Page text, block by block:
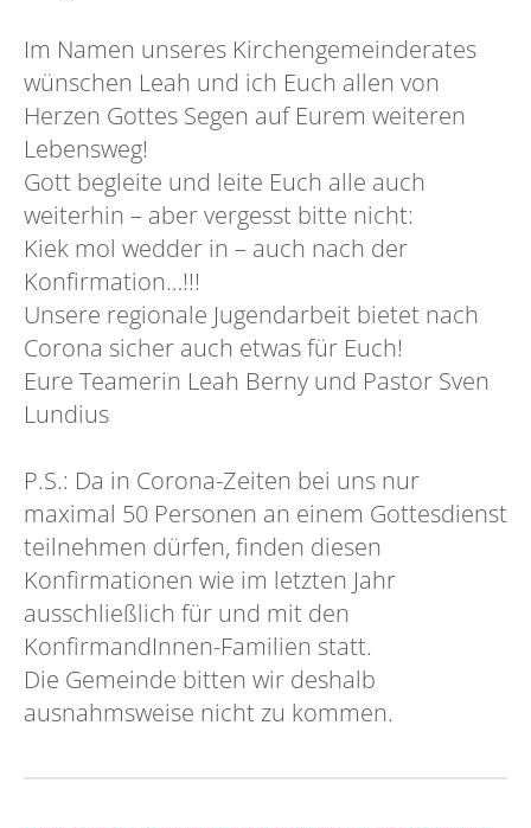
Im Namen unseres Kirchengemeinderates
wünschen Leah und ich Euch allen von
Herzen Gottes Segen auf Eurem weiteren
Lebensweg!
Gott begleite und leite Euch alle auch
weiterhin – aber vergesst bitte nicht:
Kiek mol wedder in – auch nach der
Konfirmation…!!!
Unsere regionale Jugendarbeit bietet nach
Corona sicher auch etwas für Euch!
Eure Teamerin Leah Berny und Pastor Sven
Lundius
P.S.: Da in Corona-Zeiten bei uns nur
maximal 50 Personen an einem Gottesdienst
teilnehmen dürfen, finden diesen
Konfirmationen wie im letzten Jahr
ausschließlich für und mit den
KonfirmandInnen-Familien statt.
Die Gemeinde bitten wir deshalb
ausnahmsweise nicht zu kommen.